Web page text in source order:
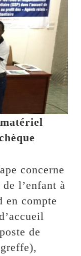
concerne
l’enfant à
en compte
de